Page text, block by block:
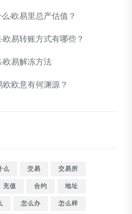
-欧易里总产估值？
易转账方式有哪些？
欧易解冻方法
欧意有何渊源？
么 交易
交易所
充值 合约
地址
怎么办
怎么样